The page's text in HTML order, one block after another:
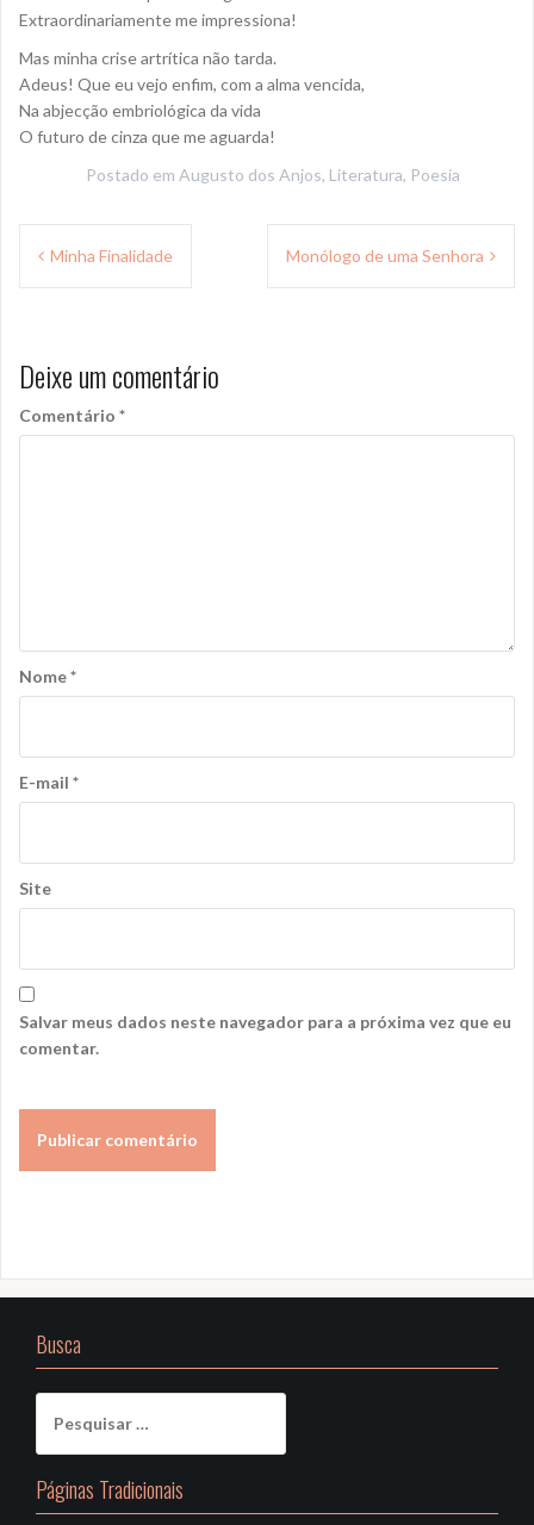
Extraordinariamente me impressiona!
Mas minha crise artrítica não tarda.
Adeus! Que eu vejo enfim, com a alma vencida,
Na abjecção embriológica da vida
O futuro de cinza que me aguarda!
Postado em Augusto dos Anjos, Literatura, Poesia
Navegação
Minha Finalidade Monólogo de uma Senhora
Deixe um comentário
Comentário *
Nome*
E-mail *
Site
Salvar meus dados neste navegador para a próxima vez que eu
comentar.
Busca
por:
Páginas Tradicionais